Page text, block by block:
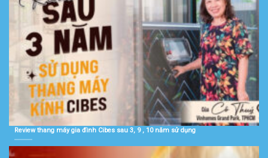
Review thang máy gia đình Cibes sau 3, 9 , 10 năm sử dụng